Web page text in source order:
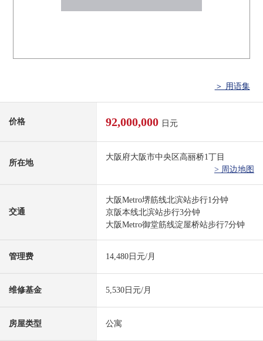
＞ 用语集
价格 92,000,000 日元
所在地
大阪府大阪市中央区高丽桥1丁目
> 周边地图
交通
大阪Metro堺筋线北滨站步行1分钟
京阪本线北滨站步行3分钟
大阪Metro御堂筋线淀屋桥站步行7分钟
管理费 14,480日元/月
维修基金 5,530日元/月
房屋类型 公寓